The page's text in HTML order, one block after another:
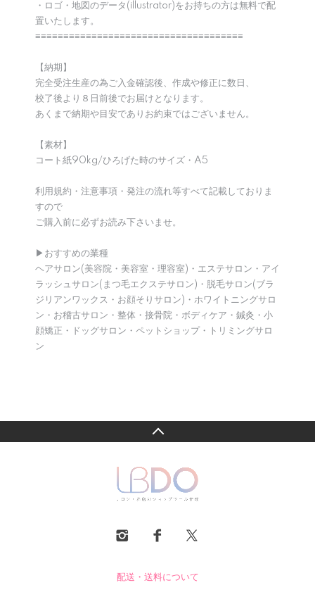
・ロゴ・地図のデータ(illustrator)をお持ちの方は無料で配
置いたします。
≡≡≡≡≡≡≡≡≡≡≡≡≡≡≡≡≡≡≡≡≡≡≡≡≡≡≡≡≡≡≡≡≡≡≡≡≡
【納期】
完全受注生産の為ご入金確認後、作成や修正に数日、
校了後より８日前後でお届けとなります。
あくまで納期や目安でありお約束ではございません。
【素材】
コート紙90kg/ひろげた時のサイズ・A5
利用規約・注意事項・発注の流れ等すべて記載しておりま
すので
ご購入前に必ずお読み下さいませ。
▶︎おすすめの業種
ヘアサロン(美容院・美容室・理容室)・エステサロン・アイ
ラッシュサロン(まつ毛エクステサロン)・脱毛サロン(ブラ
ジリアンワックス・お顔そりサロン)・ホワイトニングサロ
ン・お稽古サロン・整体・接骨院・ボディケア・鍼灸・小
顔矯正・ドッグサロン・ペットショップ・トリミングサロ
ン
配送・送料について